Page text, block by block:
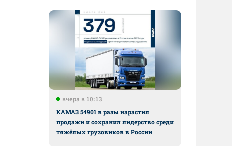
вчера в 10:13
КАМАЗ 54901 в разы нарастил
продажи и сохранил лидерство среди
тяжёлых грузовиков в России